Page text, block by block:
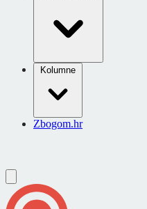
Kolumne
Zbogom.hr